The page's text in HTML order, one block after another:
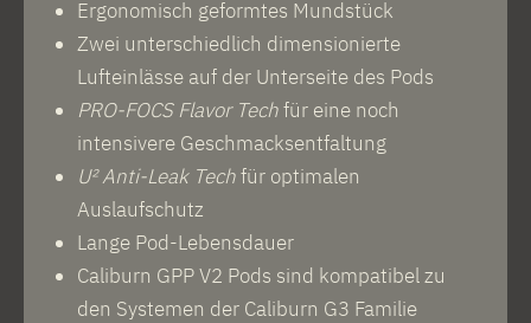
Ergonomisch geformtes Mundstück
Zwei unterschiedlich dimensionierte
Lufteinlässe auf der Unterseite des Pods
PRO-FOCS Flavor Techfür eine noch
intensivere Geschmacksentfaltung
U² Anti-Leak Techfür optimalen
Auslaufschutz
Lange Pod-Lebensdauer
Caliburn GPP V2 Pods sind kompatibel zu
den Systemen der Caliburn G3 Familie